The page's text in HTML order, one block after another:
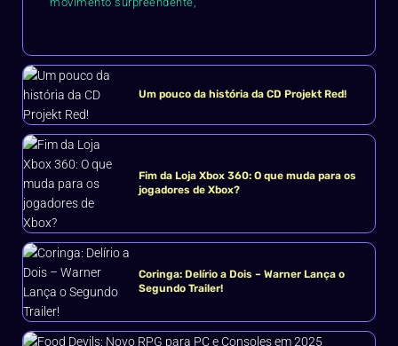
Um pouco da história da CD Projekt Red!
Fim da Loja Xbox 360: O que muda para os
jogadores de Xbox?
Coringa: Delírio a Dois – Warner Lança o
Segundo Trailer!